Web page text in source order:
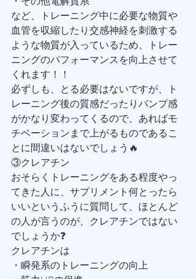
など、トレーニング中に必要な物質や
血管を収縮したり交感神経を刺激する
ような物質が入っているため、トレー
ニングのパフォーマンスを向上させて
くれます！！
必ずしも、とる必要はないですが、ト
レーニング後の質感だったりパンプ感
がかなり変わってくるので、あればモ
チベーションまで上がるものであるこ
とに間違いはないでしょう🔥
③クレアチン
おそらくトレーニングをある程度やっ
てきた人に、サプリメント何とったら
いいというふうに質問して、ほとんど
の人が言うのが、クレアチンではない
でしょうか❓
クレアチンは
・瞬発系のトレーニングの向上